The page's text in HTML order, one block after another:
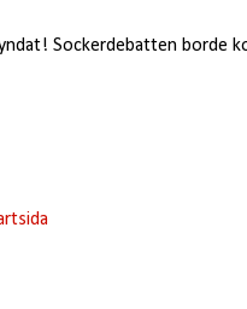
Sockerdebatten borde